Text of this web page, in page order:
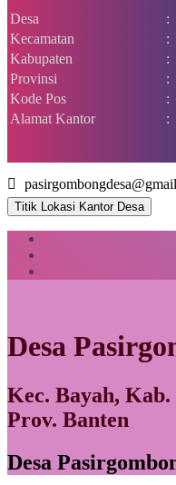
Desa :
Kecamatan
:
Kabupaten
:
Provinsi
:
Kode Pos
:
Alamat Kantor
:
Titik Lokasi Kantor Desa
Desa
Kec. Bayah,
Prov. Banten
Desa